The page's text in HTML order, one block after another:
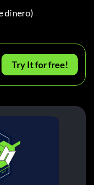
dinero)
Try It for free!